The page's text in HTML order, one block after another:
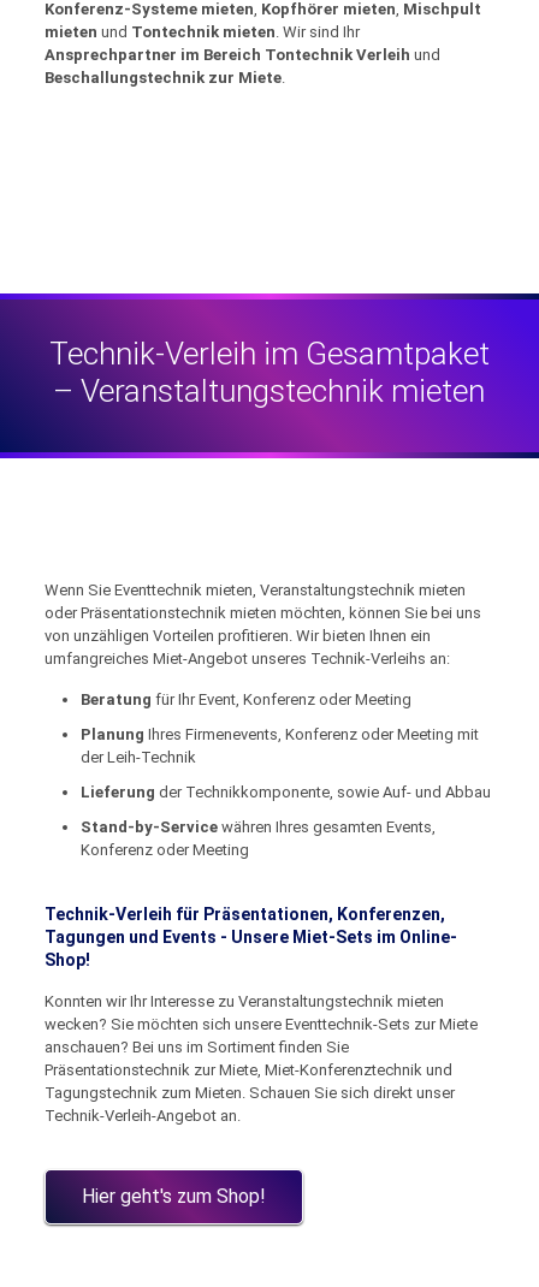
Konferenz-Systeme mieten Kopfhörer mieten Mischpult
mieten und Tontechnik mieten . Wir sind Ihr
Ansprechpartner im Bereich Tontechnik Verleih und
Beschallungstechnik zur Miete.
Technik-Verleih im Gesamtpaket
– Veranstaltungstechnik mieten
Wenn Sie Eventtechnik mieten, Veranstaltungstechnik mieten
oder Präsentationstechnik mieten möchten, können Sie bei uns
von unzähligen Vorteilen profitieren. Wir bieten Ihnen ein
umfangreiches Miet-Angebot unseres Technik-Verleihs an:
Beratung für Ihr Event, Konferenz oder Meeting
Planung Ihres Firmenevents, Konferenz oder Meeting mit
der Leih-Technik
Lieferung der Technikkomponente, sowie Auf- und Abbau
Stand-by-Servicewähren Ihres gesamten Events,
Konferenz oder Meeting
Technik-Verleih für Präsentationen, Konferenzen,
Tagungen und Events - Unsere Miet-Sets im Online-
Shop!
Konnten wir Ihr Interesse zu Veranstaltungstechnik mieten
wecken? Sie möchten sich unsere Eventtechnik-Sets zur Miete
anschauen? Bei uns im Sortiment finden Sie
Präsentationstechnik zur Miete, Miet-Konferenztechnik und
Tagungstechnik zum Mieten. Schauen Sie sich direkt unser
Technik-Verleih-Angebot an.
Hier geht's zum Shop!